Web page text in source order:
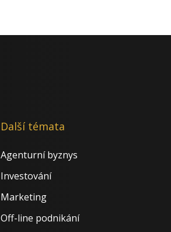
Další témata
Agenturní byznys
Investování
Marketing
Off-line podnikání